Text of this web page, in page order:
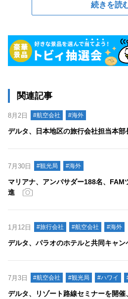
続きを読
関連記事
8月2日 #航空会社 #海外
デルタ、日本地区の旅行会社担当本部
7月30日 #観光局 #海外
マリアナ、アンバサダー188名、FAM
進
1月12日 #旅行会社 #航空会社 #海外
デルタ、パラオのホテルと共同キャ
7月3日 #航空会社 #観光局 #ハワイ
デルタ、リゾート路線セミナーを開催